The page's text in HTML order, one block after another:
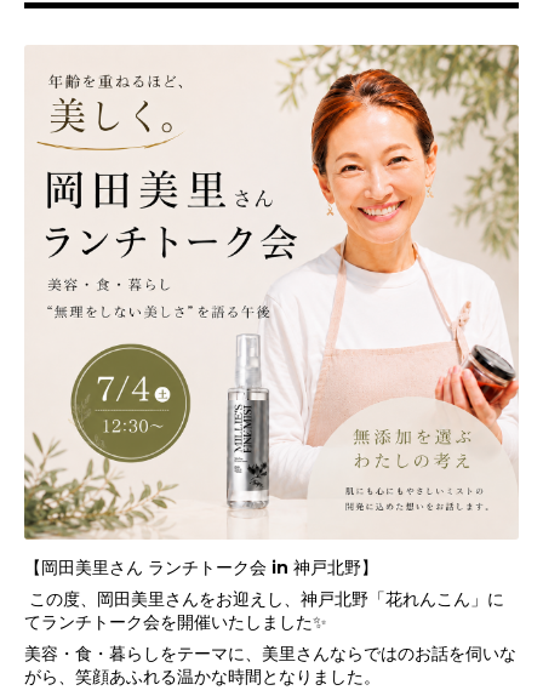
【岡田美里さん ランチトーク会 in 神戸北野】
この度、岡田美里さんをお迎えし、神戸北野「花れんこん」に
てランチトーク会を開催いたしました✨
美容・食・暮らしをテーマに、美里さんならではのお話を伺いな
がら、笑顔あふれる温かな時間となりました。